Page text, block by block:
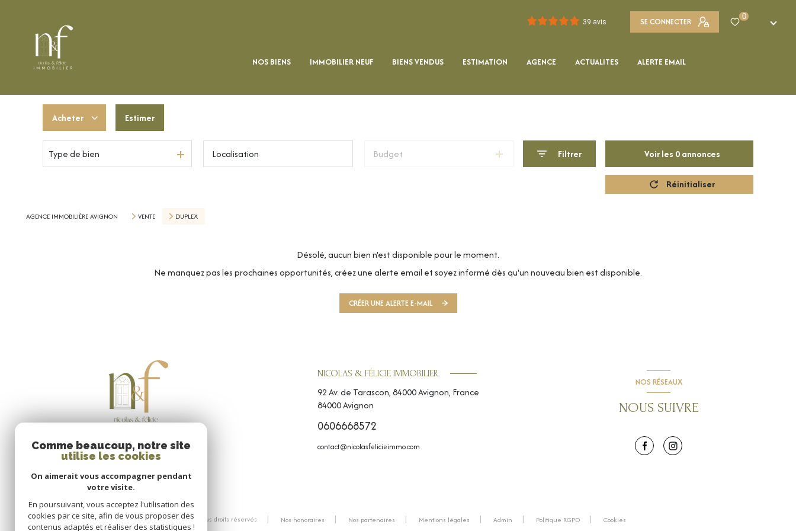
39 avis SE CONNECTER 0
NOS BIENS IMMOBILIER NEUF BIENS VENDUS ESTIMATION AGENCE ACTUALITES ALERTE EMAIL
Acheter
De l'ancien
Estimer
Type de bien Budget Filtrer Voir les 0annonces
Réinitialiser
AGENCE IMMOBILIÈRE AVIGNON VENTE DUPLEX
Désolé, aucun bien n'est disponible pour le moment.
Ne manquez pas les prochaines opportunités, créez une alerte email et soyez informé dès qu'un nouveau bien est disponible.
CRÉER UNE ALERTE E-MAIL
NICOLAS & FÉLICIE IMMOBILIER
92 Av. de Tarascon, 84000 Avignon, France
84000Avignon
0606668572
contact@nicolasfelicieimmo.com
NOS RÉSEAUX
NOUS SUIVRE
© 2026 | Tous droits réservés Nos honoraires Nos partenaires Mentions légales Admin Politique RGPD Cookies
Comme beaucoup, notre site
utilise les cookies
On aimerait vous accompagner pendant
votre visite.
En poursuivant, vous acceptez l'utilisation des
cookies par ce site, afin de vous proposer des
contenus adaptés et réaliser des statistiques !